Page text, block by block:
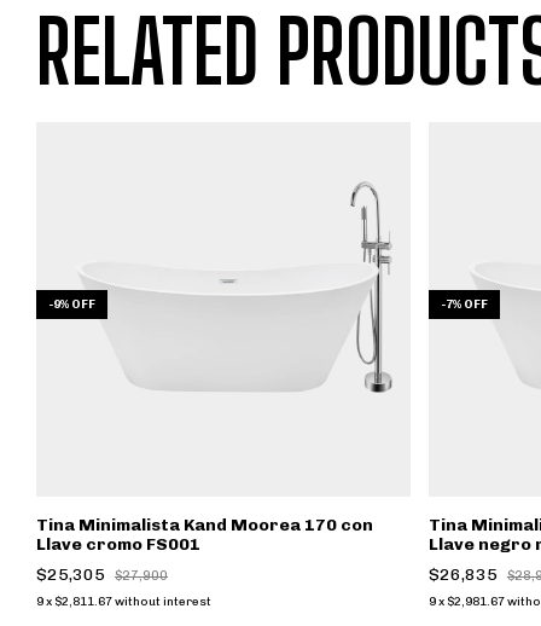
RELATED
-9% OFF
Tina Minimalista Kand Moorea 170 con
Llave cromo FS001
$25,305
$27,900
9x $2,811.67without interest
-7% OFF
Tina
Llave negro
$26,835
9x $2,981.67